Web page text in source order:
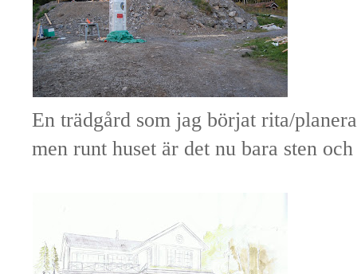
En trädgård som jag börjat rita/
men runt huset är det nu bara sten